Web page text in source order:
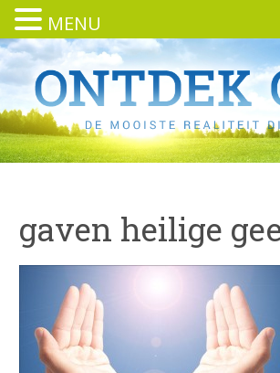
gaven heilige
MENU